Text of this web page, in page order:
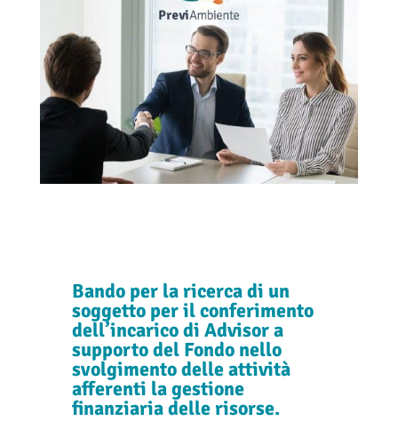
Bando per la ricerca di un
soggetto per il conferimento
dell’incarico di Advisor a
supporto del Fondo nello
svolgimento delle attività
afferenti la gestione
finanziaria delle risorse.